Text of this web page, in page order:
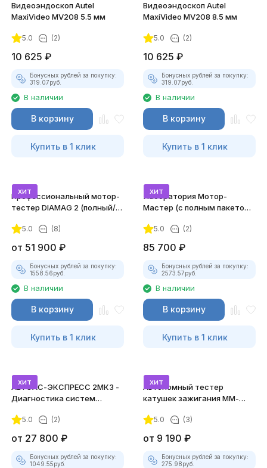
Видеоэндоскоп Autel
MaxiVideo MV208 5.5 мм
5.0 (2)
10 625 ₽
Бонусных рублей за покупку:
319.07руб.
В наличии
В корзину
Купить в 1 клик
Видеоэндоскоп Autel
MaxiVideo MV208 8.5 мм
5.0 (2)
10 625 ₽
Бонусных рублей за покупку:
319.07руб.
В наличии
В корзину
Купить в 1 клик
хит
Профессиональный мотор-
тестер DIAMAG 2 (полный/
5.0 (8)
от 51 900 ₽
Бонусных рублей за покупку:
1558.56руб.
В наличии
В корзину
Купить в 1 клик
хит
Лаборатория Мотор-
Мастер (с полным пакетом
5.0 (2)
85 700 ₽
Бонусных рублей за покупку:
2573.57руб.
В наличии
В корзину
Купить в 1 клик
хит
АВТОАС-ЭКСПРЕСС 2МК3 -
Диагностика систем
5.0 (2)
от 27 800 ₽
Бонусных рублей за покупку:
1049.55руб.
хит
Автономный тестер
катушек зажигания ММ-
комплект)
5.0 (3)
от 9 190 ₽
Бонусных рублей за покупку:
275.98руб.